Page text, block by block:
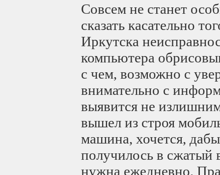
Совсем не станет
сказать касательно
Иркутска
компьютера
с чем, возможно с
внимательно с
выявится не
вышел из строя
машина, хочется,
получилось в сжатый
нужна ежедневно.